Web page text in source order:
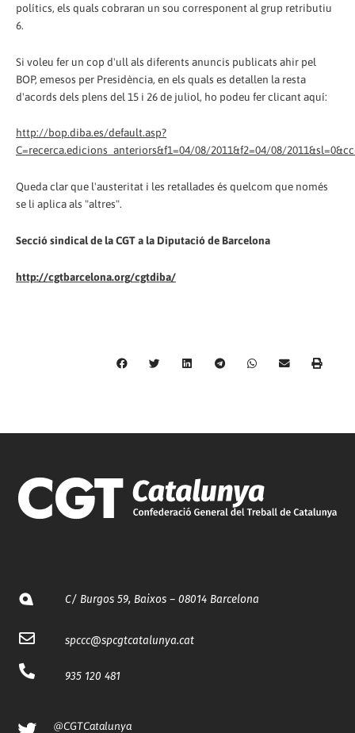
polítics, els quals cobraran un sou corresponent al grup retributiu
6.
Si voleu fer un cop d'ull als diferents anuncis publicats ahir pel
BOP, emesos per Presidència, en els quals es detallen la resta
d'acords dels plens del 15 i 26 de juliol, ho podeu fer clicant aquí:
http://bop.diba.es/default.asp?
C=recerca.edicions_anteriors&f1=04/08/2011&f2=04/08/
Queda clar que l'austeritat i les retallades és quelcom que només
se li aplica als "altres".
Secció sindical de la CGT a la Diputació de Barcelona
http://cgtbarcelona.org/cgtdiba/
C/ Burgos 59, Baixos – 08014 Barcelona
spccc@spcgtcatalunya.cat
935 120 481
@CGTCatalunya